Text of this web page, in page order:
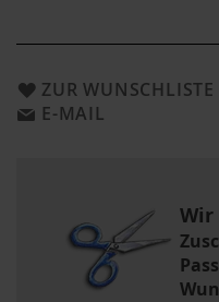
ZUR
E-MAIL
Wir